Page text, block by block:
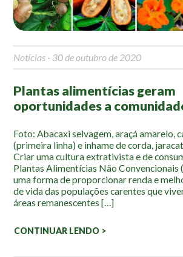
Notícias
Na mídia
Contato
Como chegar
Assessoria de Imprensa
Localização
Notícias - 30 de outubro de 2020
Plantas alimentícias geram
oportunidades a
Foto: Abacaxi selvagem, araçá amarelo,
(primeira linha) e inhame de corda,
Criar uma cultura extrativista e de
Plantas Alimentícias Não Convencionais
uma forma de proporcionar renda e
de vida das populações carentes que
áreas remanescentes […]
CONTINUAR LENDO >